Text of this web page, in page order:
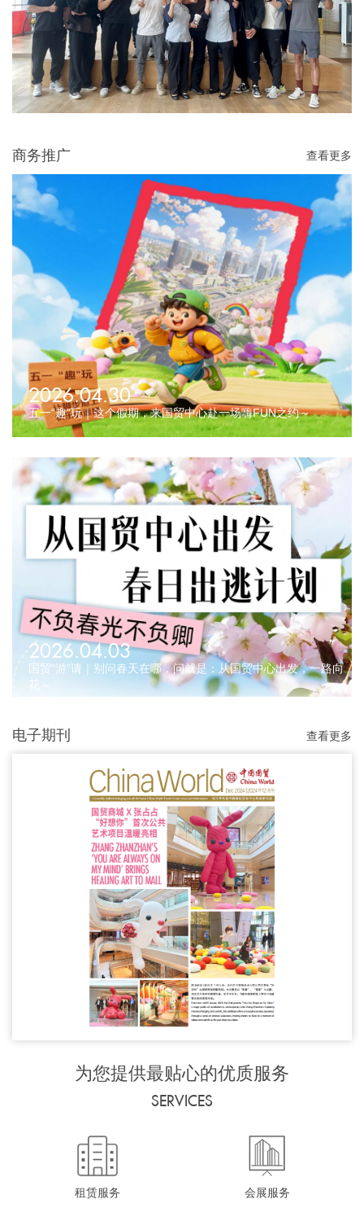
商务推广 查看更多
2026.04.30
五一“趣”玩｜这个假期，来国贸中心赴一场嗨FUN之约～
2026.04.03
国贸“游”请｜别问春天在哪，问就是：从国贸中心出发，一路向
花～
电子期刊 查看更多
为您提供最贴心的优质服务
SERVICES
租赁服务 会展服务